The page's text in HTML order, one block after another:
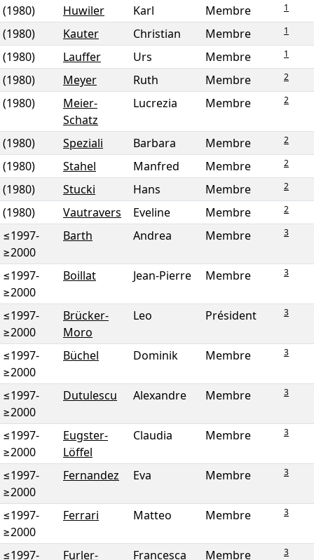
(1980) Huwiler Karl Membre 1
(1980) Kauter Christian Membre 1
(1980) Lauffer Urs Membre 1
(1980) Meyer Ruth Membre 2
(1980)
Meier-
Schatz
Lucrezia Membre 2
(1980) Speziali Barbara Membre 2
(1980) Stahel Manfred Membre 2
(1980) Stucki Hans Membre 2
(1980) Vautravers Eveline Membre 2
≤1997-
≥2000
Barth Andrea Membre 3
≤1997-
≥2000
Boillat Jean-Pierre Membre 3
≤1997-
≥2000
Brücker-
Moro
Leo Président 3
≤1997-
≥2000
Büchel Dominik Membre 3
≤1997-
≥2000
Dutulescu Alexandre Membre 3
≤1997-
≥2000
Eugster-
Löffel
Claudia Membre 3
≤1997-
≥2000
Fernandez Eva Membre 3
≤1997-
≥2000
Ferrari Matteo Membre 3
≤1997-
Furler-
Francesca Membre 3